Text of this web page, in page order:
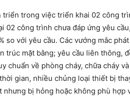
triển trong việc triển khai 02 công
02 công trình chưa đáp ứng yêu
so với yêu cầu. Các vướng mắc
trúc mặt bằng; yêu cầu liên thông,
chuẩn về phòng cháy, chữa cháy
gian, nhiều chủng loại thiết bị
nhưng bị hỏng hoặc không phù